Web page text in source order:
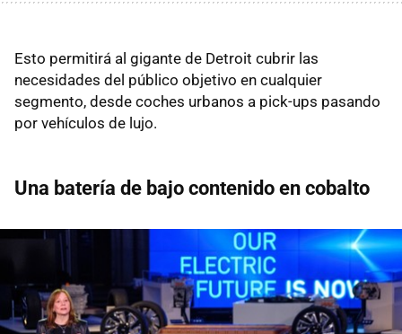
Esto permitirá al gigante de Detroit cubrir las
necesidades del público objetivo en cualquier
segmento, desde coches urbanos a pick-ups pasando
por vehículos de lujo.
Una batería de bajo contenido en cobalto